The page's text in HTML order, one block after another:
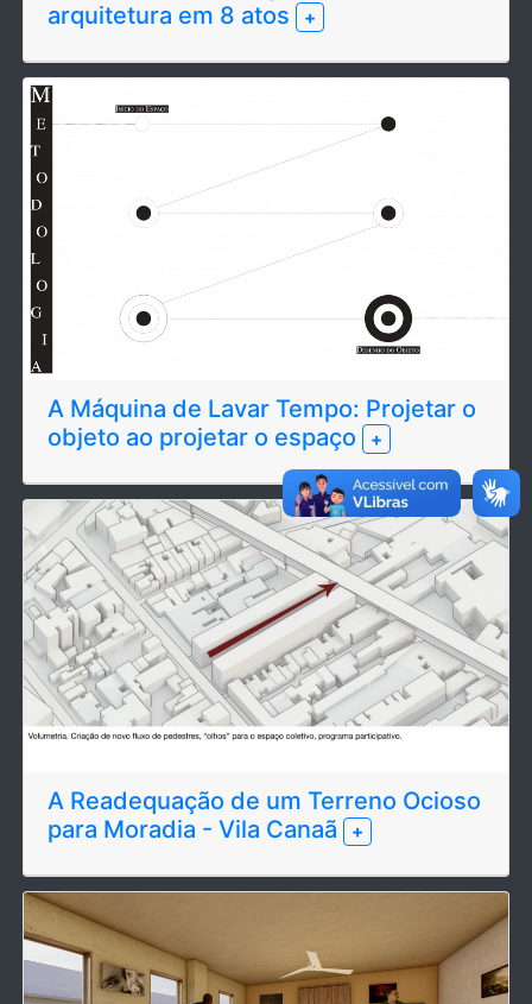
arquitetura em 8 atos
+
A Máquina de Lavar Tempo: Projetar o
objeto ao projetar o espaço
+
A Readequação de um Terreno Ocioso
para Moradia - Vila Canaã
+